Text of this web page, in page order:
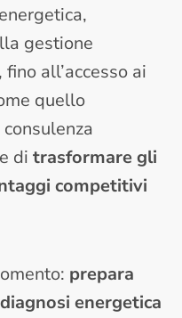
gestione
all’accesso ai
quello
consulenza
di trasformare gli
competitivi
prepara
energetica